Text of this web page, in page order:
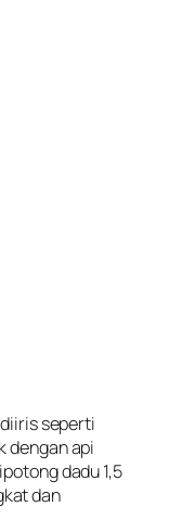
seperti
dengan api
dadu 1,5
dan